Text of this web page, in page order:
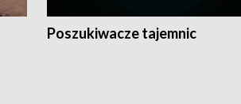
Poszukiwacze tajemnic